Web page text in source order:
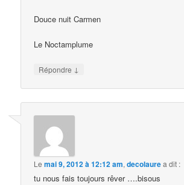
Douce nuit Carmen
Le Noctamplume
Répondre ↓
Lemai 9, 2012 à 12:12 am,decolaurea dit :
tu nous fais toujours rêver ….bisous